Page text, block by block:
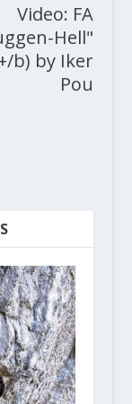
Video: FA
Hell"
b) by Iker
Pou